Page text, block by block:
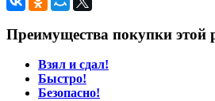
Преимущества покупки этой
Взял и сдал!
Быстро!
Безопасно!